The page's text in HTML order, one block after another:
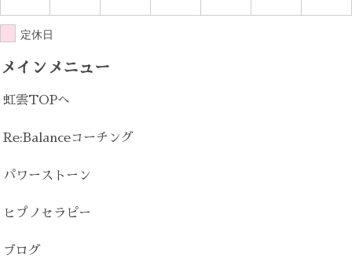
定休日
メインメニュー
虹雲TOPへ
Re:Balanceコーチング
パワーストーン
ヒプノセラピー
ブログ